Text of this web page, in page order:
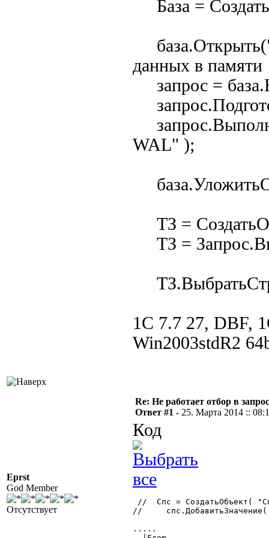
База =
данных в памяти
запрос =
WAL" );
ТЗ =
ТЗ =
1С 7.7 27, DBF,
Win2003stdR2
Eprst
God Member
Отсутствует
Re: Не работает отбор в
Ответ #1 - 25. Марта 2014 ::
Код
//  Спс = СоздатьОбъект(
//
.....